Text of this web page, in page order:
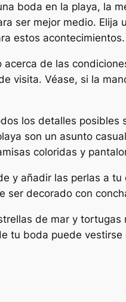
boda en la playa, la
ser mejor medio.
estos acontecimientos.
de las
visita. Véase, si la
los detalles
son un asunto
coloridas y
y añadir las perlas a
decorado con
de mar y
tu boda puede